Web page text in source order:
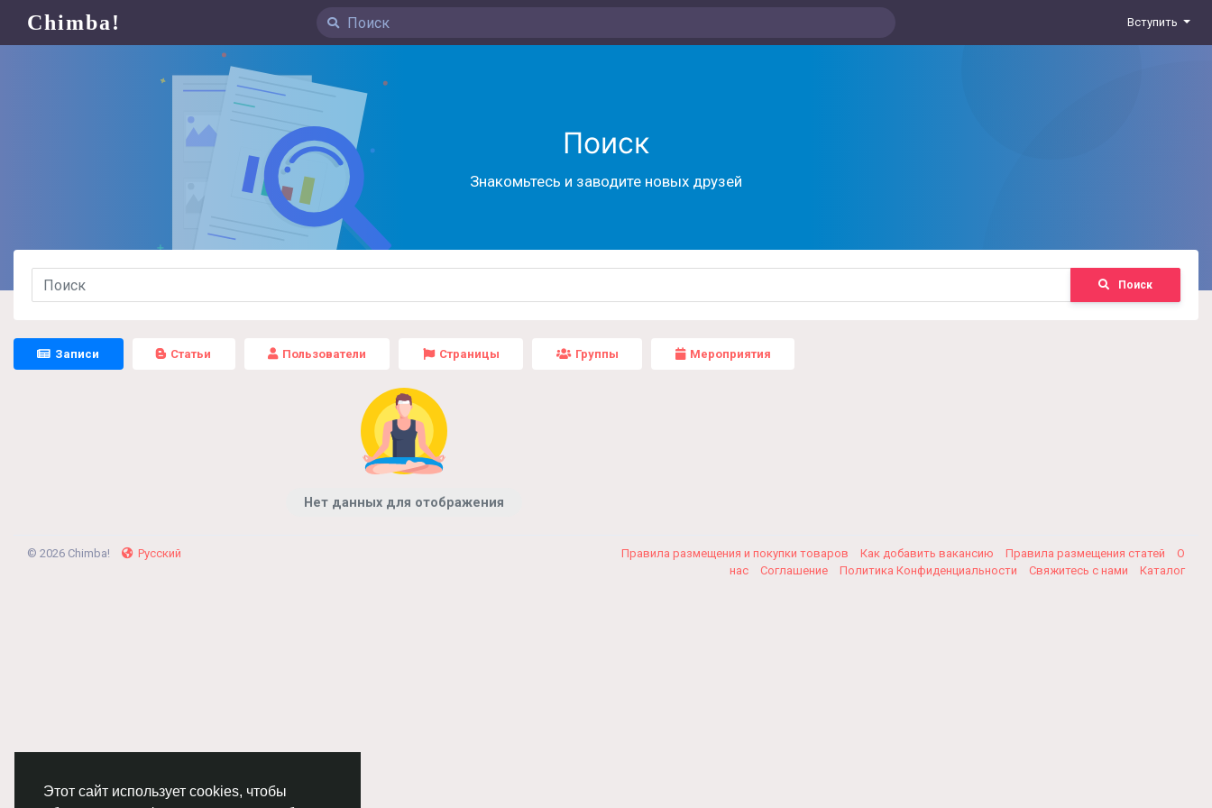
Этот сайт использует cookies, чтобы
Chimba! Вступить
Поиск
Знакомьтесь и заводите новых друзей
Поиск
Записи Статьи Пользователи Страницы Группы Мероприятия
Нет данных для отображения
© 2026 Chimba! Русский Правила размещения и покупки товаров Как добавить вакансию Правила размещения статей
О
нас
Соглашение Политика Конфиденциальности Свяжитесь с нами Каталог